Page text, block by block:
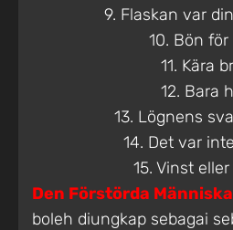
9. Flaskan var
10. Bön för
11. Kära
12. Bara
13. Lögnens
14. Det var
15. Vinst
Den Förstörda
boleh diungkap sebagai